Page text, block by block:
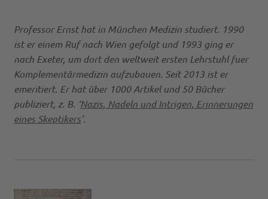
Professor Ernst hat in München Medizin studiert. 1990
ist er einem Ruf nach Wien gefolgt und 1993 ging er
nach Exeter, um dort den weltweit ersten Lehrstuhl fuer
Komplementärmedizin aufzubauen. Seit 2013 ist er
emeritiert. Er hat über 1000 Artikel und 50 Bücher
publiziert, z. B. ‘Nazis, Nadeln und Intrigen, Erinnerungen
eines Skeptikers’.